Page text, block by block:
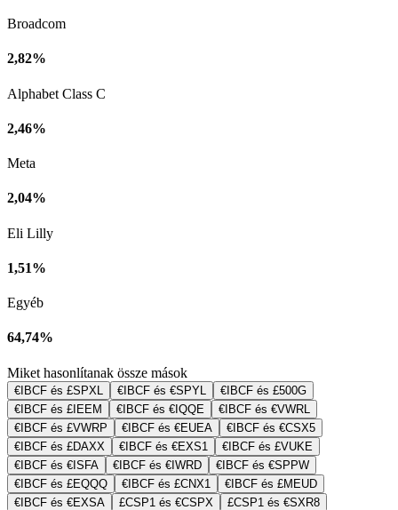
Broadcom
2,82%
Alphabet Class C
2,46%
Meta
2,04%
Eli Lilly
1,51%
Egyéb
64,74%
Miket hasonlítanak össze mások
€IBCF és £SPXL €IBCF és €SPYL
€IBCF és £500G
€IBCF és £IEEM
€IBCF és €IQQE
€IBCF és €VWRL
€IBCF és £VWRP
€IBCF és €EUEA
€IBCF és €CSX5
€IBCF és £DAXX
€IBCF és €EXS1
€IBCF és £VUKE
€IBCF és €ISFA
€IBCF és €IWRD
€IBCF és €SPPW
€IBCF és £EQQQ
€IBCF és £CNX1
€IBCF és £MEUD
€IBCF és €EXSA
£CSP1 és €CSPX
£CSP1 és €SXR8